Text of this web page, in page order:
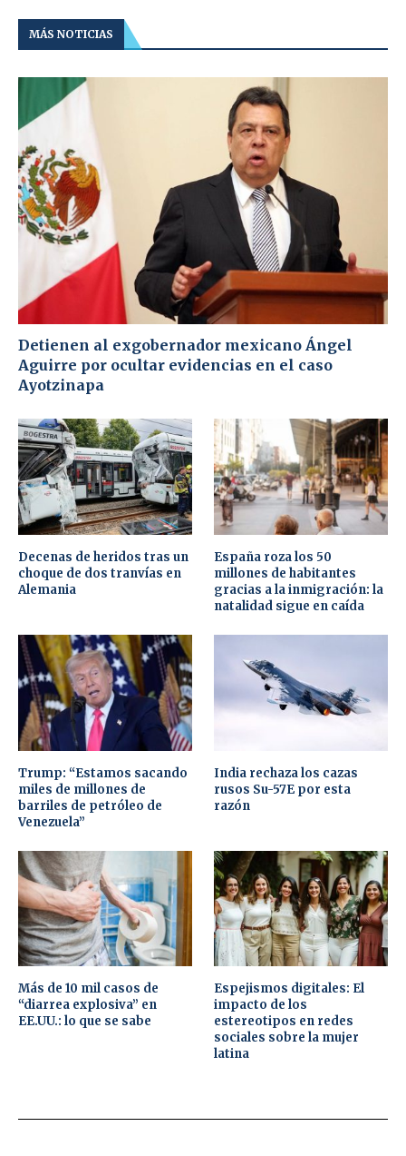
MÁS NOTICIAS
Detienen al exgobernador mexicano Ángel
Aguirre por ocultar evidencias en el caso
Ayotzinapa
Decenas de heridos tras un
choque de dos tranvías en
Alemania
España roza los 50
millones de habitantes
gracias a la inmigración: la
natalidad sigue en caída
Trump: “Estamos sacando
miles de millones de
barriles de petróleo de
Venezuela”
India rechaza los cazas
rusos Su-57E por esta
razón
Más de 10 mil casos de
“diarrea explosiva” en
EE.UU.: lo que se sabe
Espejismos digitales: El
impacto de los
estereotipos en redes
sociales sobre la mujer
latina